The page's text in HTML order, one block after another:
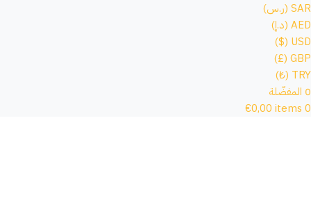
SAR (ر.س)
AED (د.إ)
USD ($)
GBP (£)
TRY (₺)
0 المفضّلة
0
items
€0,00